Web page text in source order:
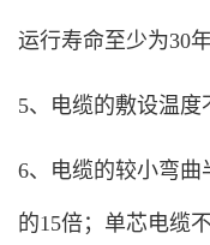
运行寿命至少为30
5、电缆的敷设温
6、电缆的较小弯
的15倍；单芯电缆